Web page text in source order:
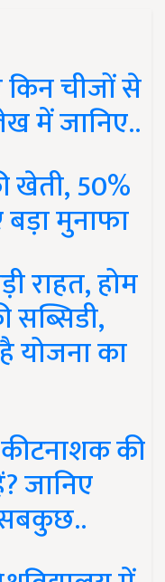
चीजों से
में जानिए..
खेती, 50%
मुनाफा
राहत, होम
सब्सिडी,
योजना का
की
जानिए
सबकुछ..